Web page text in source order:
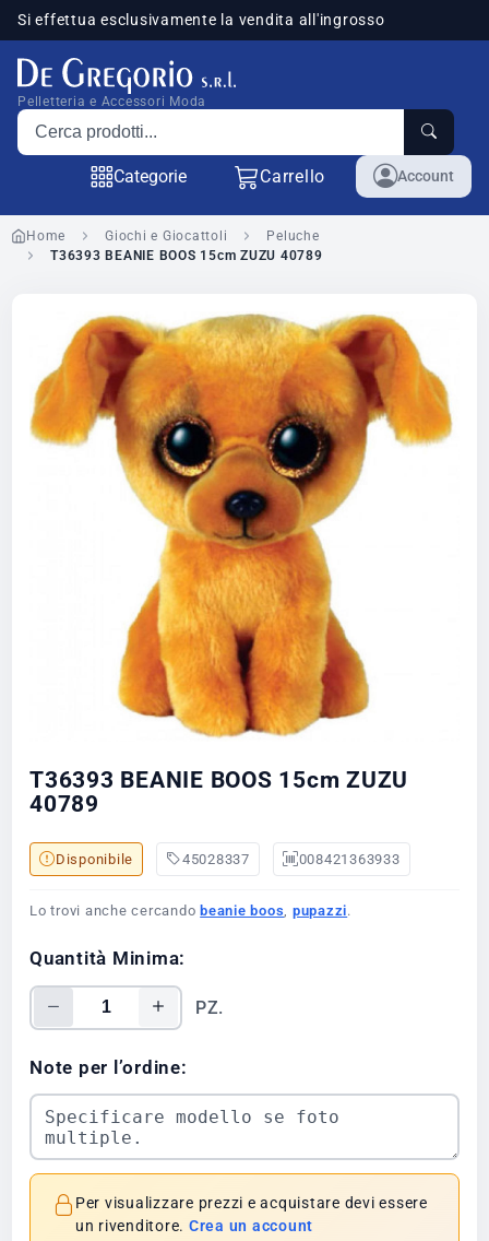
Si effettua esclusivamente la vendita all'ingrosso
Pelletteria e Accessori Moda
Cerca prodotti
Categorie Carrello Account
Home Giochi e Giocattoli
Peluche
T36393 BEANIE BOOS 15cm ZUZU 40789
T36393 BEANIE BOOS 15cm ZUZU
40789
Disponibile 45028337 008421363933
Lo trovi anche cercandobeanie boos pupazzi.
Quantità Minima:
PZ.
Note per l’ordine:
Per visualizzare prezzi e acquistare devi essere
un rivenditore. Crea un account